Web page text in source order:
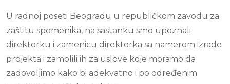
U radnoj poseti Beogradu u republičkom zavodu za
zaštitu spomenika, na sastanku smo upoznali
direktorku i zamenicu direktorka sa namerom izrade
projekta i zamolili ih za uslove koje moramo da
zadovoljimo kako bi adekvatno i po određenim